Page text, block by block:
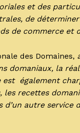
et des
de
de commerce et
des Domaines,
domaniaux, la
également
recettes
autre service